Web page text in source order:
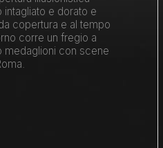
e dorato e
copertura e al tempo
corre un fregio a
medaglioni con scene